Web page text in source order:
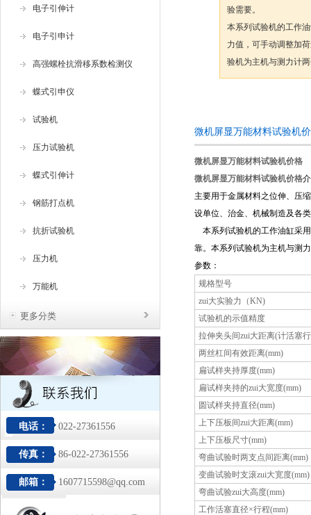
电子引伸计
电子引申计
高强螺栓抗滑移系数检测仪
蝶式引申仪
试验机
压力试验机
蝶式引伸计
钢筋打点机
抗折试验机
压力机
万能机
更多分类
电话： 022-27361556
传真： 86-022-27361556
邮箱： 1607715598@qq.com
验需要。
本系列试验机的工作
力值，可手动调整加
验机为主机与测力计
微机屏显万能材料试验机
微机屏显万能材料试验机价格
微机屏显万能材料试验机价格
主要用于金属材料之位伸、压
设单位、治金、机械制造及各
本系列试验机的工作油缸采
靠。本系列试验机为主机与测
参数：
规格型号
zui大实验力（KN)
试验机的示值精度
拉伸夹头间zui大距离(计活塞
两丝杠间有效距离(mm)
扁试样夹持厚度(mm)
扁试样夹持的zui大宽度(mm)
圆试样夹持直径(mm)
上下压板间zui大距离(mm)
上下压板尺寸(mm)
弯曲试验时两支点间距离(mm)
变曲试验时支滚zui大宽度(mm)
弯曲试验zui大高度(mm)
工作活塞直径×行程(mm)